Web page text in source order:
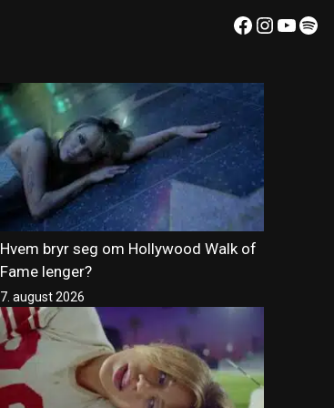
Facebook
Hvem bryr seg om Hollywood Walk of
Fame lenger?
7. august 2026